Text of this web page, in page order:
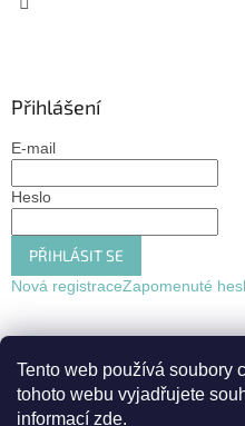
Tento web používá soubory
tohoto webu vyjadřujete
informací zde.
Přihlášení
E-mail
Heslo
PŘIHLÁSIT SE
Nová registraceZapomenuté